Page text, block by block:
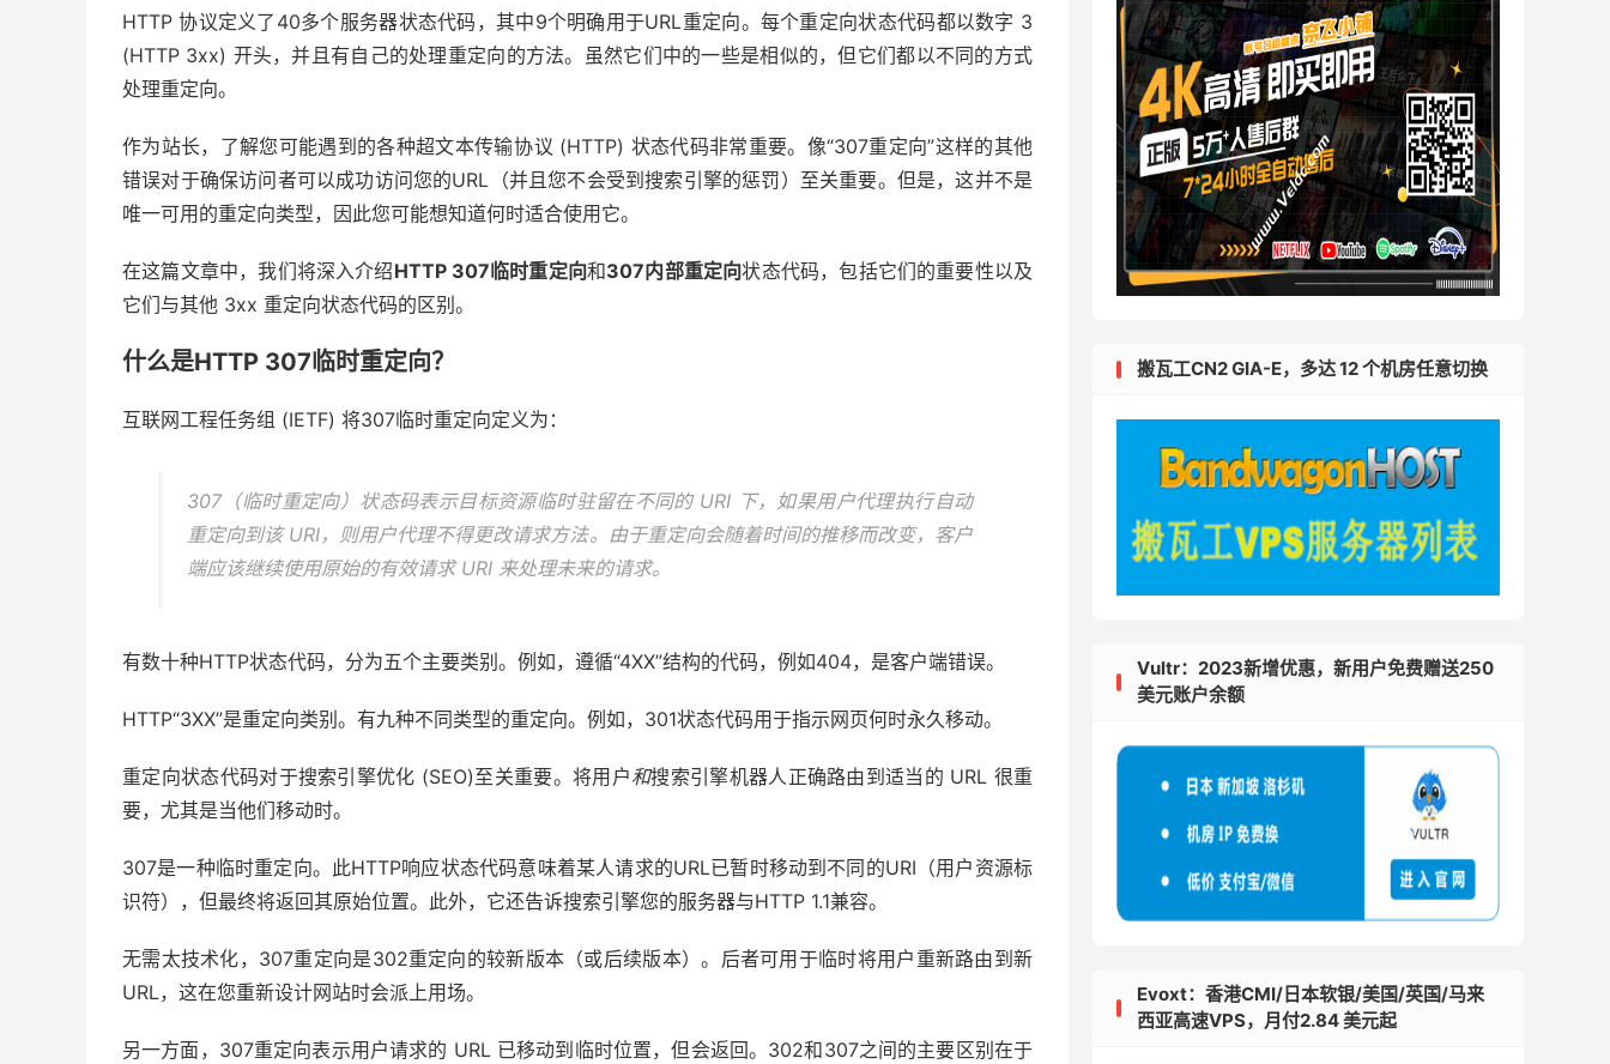
HTTP 协议定义了40多个服务器状态代码，其中9个明确用于URL重定向。每个重定向状态代码都以数字 3
(HTTP 3xx) 开头，并且有自己的处理重定向的方法。虽然它们中的一些是相似的，但它们都以不同的方式
处理重定向。
作为站长，了解您可能遇到的各种超文本传输​​协议 (HTTP) 状态代码非常重要。像“307重定向”这样的其他
错误对于确保访问者可以成功访问您的URL（并且您不会受到搜索引擎的惩罚）至关重要。但是，这并不是
唯一可用的重定向类型，因此您可能想知道何时适合使用它。
在这篇文章中，我们将深入介绍HTTP 307临时重定向和307内部重定向状态代码，包括它们的重要性以及
它们与其他 3xx 重定向状态代码的区别。
什么是HTTP 307临时重定向？
互联网工程任务组 (IETF) 将307临时重定向定义为：
307（临时重定向）状态码表示目标资源临时驻留在不同的 URI 下，如果用户代理执行自动
重定向到该 URI，则用户代理不得更改请求方法。由于重定向会随着时间的推移而改变，客户
端应该继续使用原始的有效请求 URI 来处理未来的请求。
有数十种HTTP状态代码，分为五个主要类别。例如，遵循“4XX”结构的代码，例如404，是客户端错误。
HTTP“3XX”是重定向类别。有九种不同类型的重定向。例如，301状态代码用于指示网页何时永久移动。
重定向状态代码对于搜索引擎优化 (SEO)至关重要。将用户和搜索引擎机器人正确路由到适当的 URL 很重
要，尤其是当他们移动时。
307是一种临时重定向。此HTTP响应状态代码意味着某人请求的URL已暂时移动到不同的URI（用户资源标
识符），但最终将返回其原始位置。此外，它还告诉搜索引擎您的服务器与HTTP 1.1兼容。
无需太技术化，307重定向是302重定向的较新版本（或后续版本）。后者可用于临时将用户重新路由到新
URL，这在您重新设计网站时会派上用场。
另一方面，307重定向表示用户请求的 URL 已移动到临时位置，但会返回。302和307之间的主要区别在于
搬瓦工CN2 GIA-E，多达 12 个机房任意切换
Vultr：2023新增优惠，新用户免费赠送250
美元账户余额
Evoxt：香港CMI/日本软银/美国/英国/马来
西亚高速VPS，月付2.84 美元起